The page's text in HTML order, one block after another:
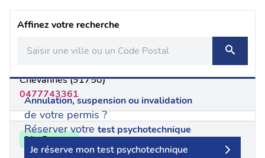
Affinez votre recherche
Annulation, suspension ou invalidation
de votre permis ?
Réserver votre test psychotechnique
Je réserve mon test psychotechnique
Chevannes (91750)
0477743361
91 - Essonne